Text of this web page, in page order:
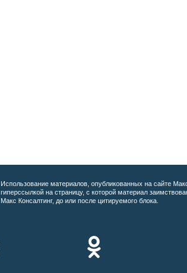
Использование материалов, опубликованных на сайте
гиперссылкой на страницу, с которой материал
Макс Консалтинг, до или после цитируемого блока.